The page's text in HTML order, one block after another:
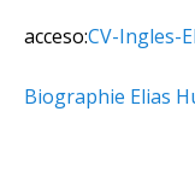
acceso:CV-Ingles-
Biographie Elias